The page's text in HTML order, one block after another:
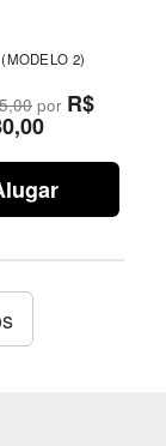
2)
por R$